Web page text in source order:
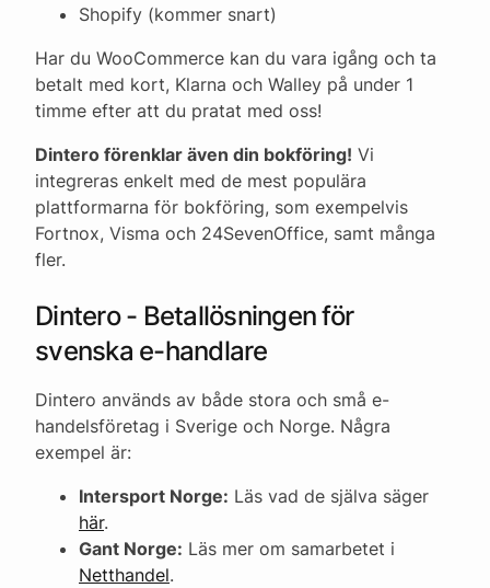
Shopify (kommer snart)
Har du WooCommerce kan du vara igång och ta
betalt med kort, Klarna och Walley på under 1
timme efter att du pratat med oss!
Dintero förenklar även din bokföring! Vi
integreras enkelt med de mest populära
plattformarna för bokföring, som exempelvis
Fortnox, Visma och 24SevenOffice, samt många
fler.
Dintero - Betallösningen för
svenska e-handlare
Dintero används av både stora och små e-
handelsföretag i Sverige och Norge. Några
exempel är:
Intersport Norge: Läs vad de själva säger
här.
Gant Norge: Läs mer om samarbetet i
Netthandel.